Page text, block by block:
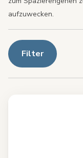
aufzuwecken.
Filter